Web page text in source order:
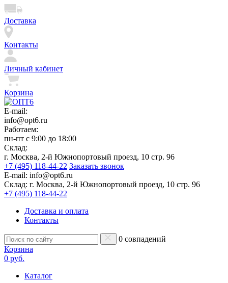
Доставка
Контакты
Личный кабинет
Корзина
E-mail:
info@opt6.ru
Работаем:
пн-пт с 9:00 до 18:00
Склад:
г. Москва, 2-й Южнопортовый проезд, 10 стр. 96
+7 (495) 118-44-22 Заказать звонок
E-mail: info@opt6.ru
Склад: г. Москва, 2-й Южнопортовый проезд, 10 стр. 96
+7 (495) 118-44-22
Доставка и оплата
Контакты
0 совпадений
Корзина
0 руб.
Каталог